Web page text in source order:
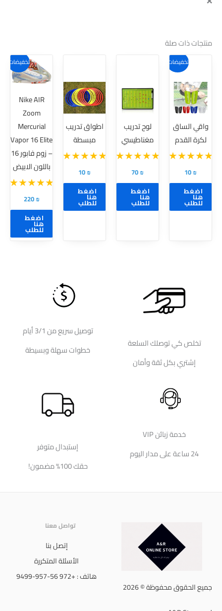
منتجات ذات صلة
تخفيضات!
واقي الساق
لكرة القدم
10₪
اضغط
هنا
للطلب
لوح تدريب
مغناطيسي
70₪
اضغط
هنا
للطلب
اطواق تدريب
مبسطة
10₪
اضغط
هنا
للطلب
تخفيضات!
Nike AIR
Zoom
Mercurial
Vapor 16 Elite
– زوم فابور 16
باللون الابيض
220₪
اضغط
هنا
للطلب
هناك
العديد
من
الأشكال
المختلفة
لهذا
المنتج.
يمكن
اختيار
الخيارات
على
صفحة
المنتج
تخلص كي توصلك السلعة
إشتري بكل ثقة وأمان
توصيل سريع من 3/1 أيام
خطوات سهلة وبسيطة
خدمة زبائن VIP
24 ساعة على مدار اليوم
إستبدال متوفر
حقك 100% مضمون!
جميع الحقوق محفوظة © 2026
تواصل معنا
إتصل بنا
الأسئلة المتكررة
هاتف : +972 56-957-9499